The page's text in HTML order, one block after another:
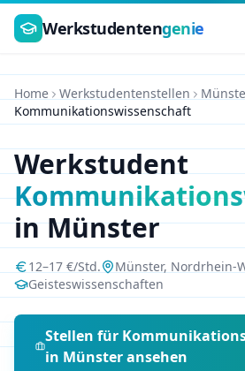
Zum Hauptinhalt springen
Werkstudentengenie
Home Werkstudentenstellen
Kommunikationswissenschaft
Werkstudent
inMünster
12–17 €/Std. Münster, Nordrhein-
Geisteswissenschaften
Stellen für
in Münsteransehen